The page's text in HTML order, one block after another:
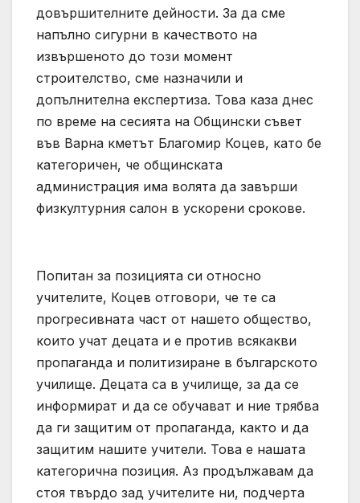
довършителните дейности. За да сме
напълно сигурни в качеството на
извършеното до този момент
строителство, сме назначили и
допълнителна експертиза. Това каза днес
по време на сесията на Общински съвет
във Варна кметът Благомир Коцев, като бе
категоричен, че общинската
администрация има волята да завърши
физкултурния салон в ускорени срокове.
Попитан за позицията си относно
учителите, Коцев отговори, че те са
прогресивната част от нашето общество,
които учат децата и е против всякакви
пропаганда и политизиране в българското
училище. Децата са в училище, за да се
информират и да се обучават и ние трябва
да ги защитим от пропаганда, както и да
защитим нашите учители. Това е нашата
категорична позиция. Аз продължавам да
стоя твърдо зад учителите ни, подчерта